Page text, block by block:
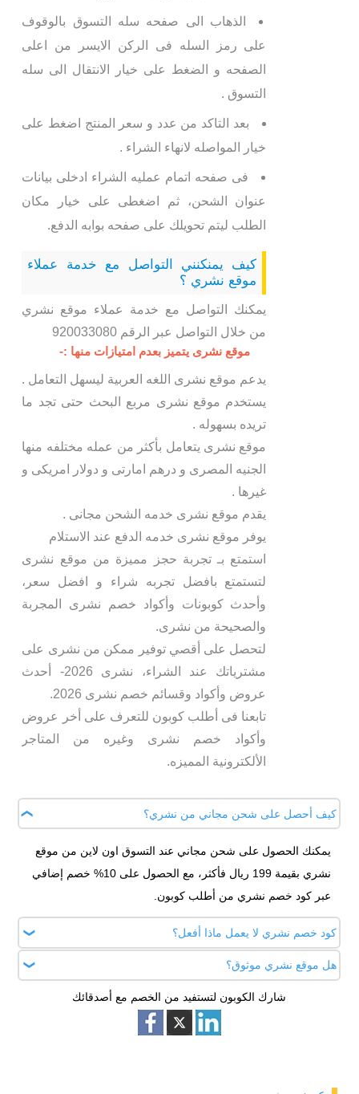
الذهاب الى صفحه سله التسوق بالوقوف
على رمز السله فى الركن الايسر من اعلى
الصفحه و الضغط على خيار الانتقال الى سله
التسوق .
بعد التاكد من عدد و سعر المنتج اضغط على
خيار المواصله لانهاء الشراء .
فى صفحه اتمام عمليه الشراء ادخلى بيانات
عنوان الشحن، ثم اضغطى على خيار مكان
الطلب ليتم تحويلك على صفحه بوابه الدفع.
كيف يمنكنني التواصل مع خدمة عملاء
موقع نشري ؟
يمكنك التواصل مع خدمة عملاء موقع نشري
من خلال التواصل عبر الرقم 920033080
موقع نشرى يتميز بعدم امتيازات منها :-
يدعم موقع نشرى اللغه العربية ليسهل التعامل .
يستخدم موقع نشرى مربع البحث حتى تجد ما
تريده بسهوله .
موقع نشرى يتعامل بأكثر من عمله مختلفه منها
الجنيه المصرى و درهم امارتى و دولار امريكى و
غيرها .
يقدم موقع نشرى خدمه الشحن مجانى .
يوفر موقع نشرى خدمه الدفع عند الاستلام
استمتع بـ تجربة حجز مميزة من موقع نشرى
لتستمتع بافضل تجربه شراء و افضل سعر،
وأحدث كوبونات وأكواد خصم نشرى المجربة
والصحيحة من نشرى.
لتحصل على أقصي توفير ممكن من نشرى على
مشترياتك عند الشراء، نشرى 2026- أحدث
عروض وأكواد وقسائم خصم نشرى 2026.
تابعنا فى أطلب كوبون للتعرف على أخر عروض
وأكواد خصم نشرى وغيره من المتاجر
الألكترونية المميزه.
كيف أحصل على شحن مجاني من نشري؟
يمكنك الحصول على شحن مجاني عند التسوق اون لاين من موقع
نشري بقيمة 199 ريال فأكثر، مع الحصول على 10% خصم إضافي
عبر كود خصم نشري من أطلب كوبون.
كود خصم نشري لا يعمل ماذا أفعل؟
تأكد من صلاحية الكوبون قبل النسخ، وإذا واجهتك أي مشكلة في
تطبيقه يمكنك الرجوع إلى خدمة عملاء نشري المتاحة على مدار
هل موقع نشري موثوق؟
بالطبع موقع نشري موثوق 100% حيث يعتبر من أشهر مواقع
التسوق الالكتروني في عالم مستحضرات التجميل والعناية بالبشرة
شارك الكوبون لتستفيد من الخصم مع أصدقائك